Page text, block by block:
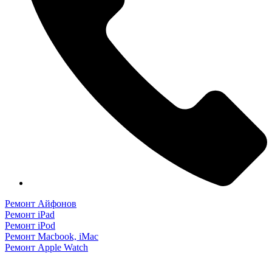
Ремонт Айфонов
Ремонт iPad
Ремонт iPod
Ремонт Macbook, iMac
Ремонт Apple Watch